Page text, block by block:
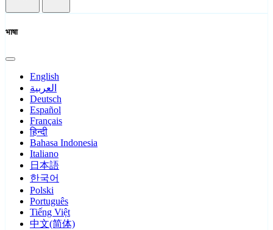
भाषा
English
العربية
Deutsch
Español
Français
हिन्दी
Bahasa Indonesia
Italiano
日本語
한국어
Polski
Português
Tiếng Việt
中文(简体)